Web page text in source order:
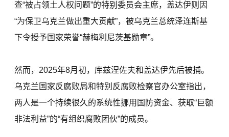
查“被占领土人权问题”的特别委员会主席，盖达伊则因
“为保卫乌克兰做出重大贡献”，被乌克兰总统泽连斯基
下令授予国家荣誉“赫梅利尼茨基勋章”。
然而，2025年8月初，库兹涅佐夫和盖达伊先后被捕。
乌克兰国家反腐败局和特别反腐败检察官办公室指出，
两人是一个持续很久的系统性挪用国防资金、获取“巨额
非法利益”的“有组织腐败团伙”的成员。